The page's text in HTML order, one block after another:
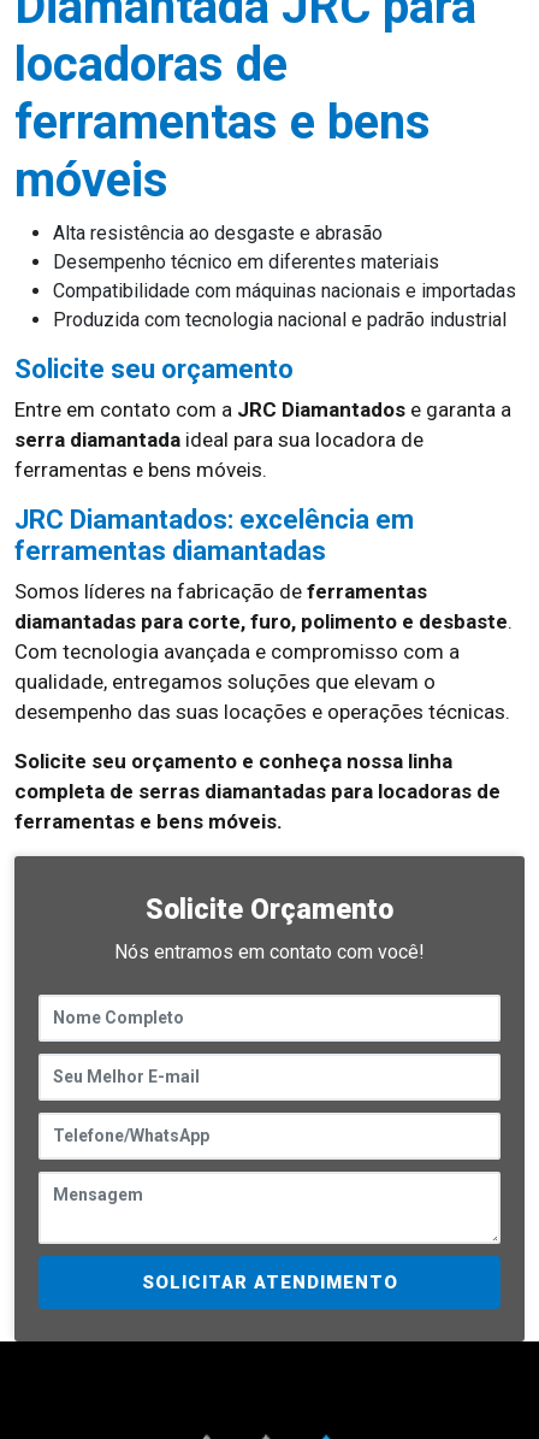
locadoras de
ferramentas e bens
móveis
Alta resistência ao desgaste e abrasão
Desempenho técnico em diferentes materiais
Compatibilidade com máquinas nacionais e importadas
Produzida com tecnologia nacional e padrão industrial
Solicite seu orçamento
Entre em contato com a JRC Diamantados e garanta a
serra diamantada ideal para sua locadora de
ferramentas e bens móveis.
JRC Diamantados: excelência em
ferramentas diamantadas
Somos líderes na fabricação de ferramentas
diamantadas para corte, furo, polimento e desbaste.
Com tecnologia avançada e compromisso com a
qualidade, entregamos soluções que elevam o
desempenho das suas locações e operações técnicas.
Solicite seu orçamento e conheça nossa linha
completa de serras diamantadas para locadoras de
ferramentas e bens móveis.
Solicite Orçamento
Nós entramos em contato com você!
SOLICITAR ATENDIMENTO